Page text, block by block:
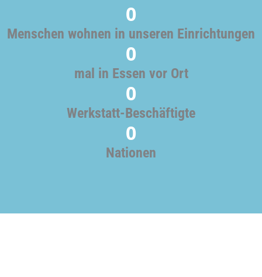
Menschen wohnen in unseren Einrichtungen
0
mal in Essen vor Ort
0
Werkstatt-Beschäftigte
0
Nationen
0